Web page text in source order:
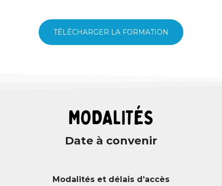
TÉLÉCHARGER LA FORMATION
MODALITÉS
Date à convenir
Modalités et délais d’accès